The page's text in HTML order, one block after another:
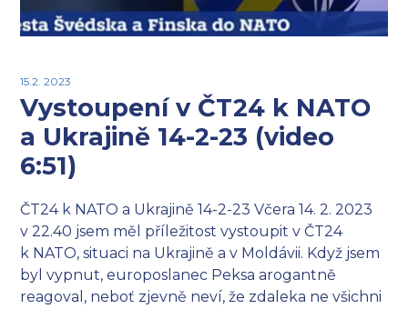
15.2. 2023
Vystoupení v ČT24 k NATO
a Ukrajině 14-2-23 (video
6:51)
ČT24 k NATO a Ukrajině 14-2-23 Včera 14. 2. 2023
v 22.40 jsem měl příležitost vystoupit v ČT24
k NATO, situaci na Ukrajině a v Moldávii. Když jsem
byl vypnut, europoslanec Peksa arogantně
reagoval, neboť zjevně neví, že zdaleka ne všichni